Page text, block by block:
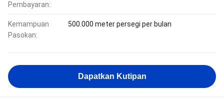
Pembayaran:
Kemampuan
Pasokan:
500.000 meter persegi per bulan
Dapatkan Kutipan